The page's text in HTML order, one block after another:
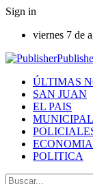
Sign in
viernes 7 de
ÚLTIMAS
SAN JUAN
EL PAIS
ECONOMIA
POLITICA